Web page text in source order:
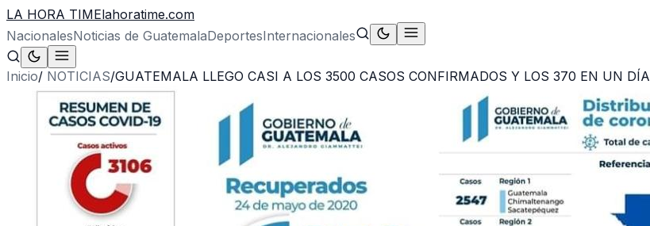
LA HORA TIMElahoratime.com
NacionalesNoticias de GuatemalaDeportesInternacionales
Inicio/ NOTICIAS/GUATEMALA LLEGO CASI A LOS 3500 CASOS CONFIRMADOS Y LOS 370 EN UN DÍA